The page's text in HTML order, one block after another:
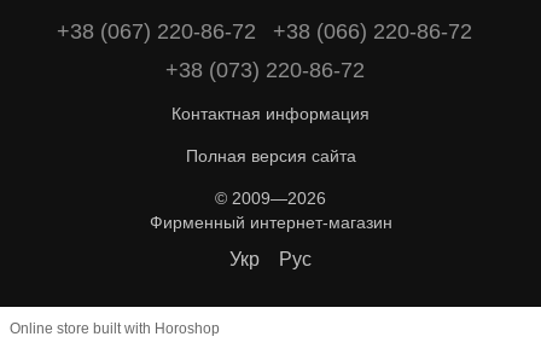
+38 (067) 220-86-72
+38 (066) 220-86-72
+38 (073) 220-86-72
Контактная информация
Полная версия сайта
© 2009—2026
Фирменный интернет-магазин
Укр Рус
Online store built with Horoshop